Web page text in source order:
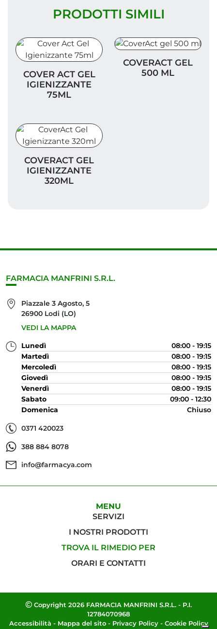
PRODOTTI SIMILI
Cover Act Gel Igienizzante 75ml
COVER ACT GEL
IGIENIZZANTE
75ML
COVERACT GEL
500 ML
COVERACT GEL
IGIENIZZANTE
320ML
FARMACIA MANFRINI S.R.L.
Piazzale 3 Agosto, 5
26900 Lodi (LO)
VEDI LA MAPPA
Lunedì
08:00 - 19:15
Martedì
08:00 - 19:15
Mercoledì
08:00 - 19:15
Giovedì
08:00 - 19:15
Venerdì
08:00 - 19:15
Sabato
09:00 - 12:30
Domenica
Chiuso
0371 420023
388 884 8078
info@farmacya.com
MENU
SERVIZI
I NOSTRI PRODOTTI
TROVA IL RIMEDIO PER
ORARI E CONTATTI
Copyright 2026 FARMACIA MANFRINI S.R.L. - P.I.
12784070968
Accessibilità - Mappa del sito- Privacy Policy- Cookie Policy